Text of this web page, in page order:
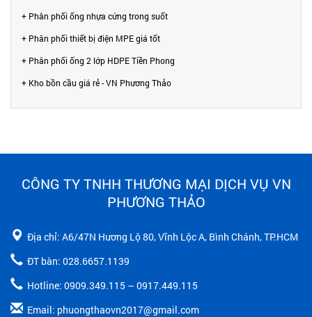
+ Phân phối ống nhựa cứng trong suốt
+ Phân phối thiết bị điện MPE giá tốt
+ Phân phối ống 2 lớp HDPE Tiền Phong
+ Kho bồn cầu giá rẻ - VN Phương Thảo
CÔNG TY TNHH THƯƠNG MẠI DỊCH VỤ VN
PHƯƠNG THẢO
Địa chỉ: A6/47N Hương Lộ 80, Vĩnh Lộc A, Bình Chánh, TP.HCM
ĐT bàn: 028.6657.1139
Hotline: 0909.349.115 – 0917.449.115
Email: phuongthaovn2017@gmail.com